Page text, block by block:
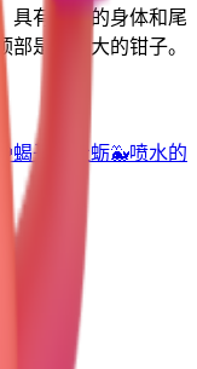
具有长长的身体和尾
部是非常大的钳子。
🦂蝎子 牡蛎🐳喷水的